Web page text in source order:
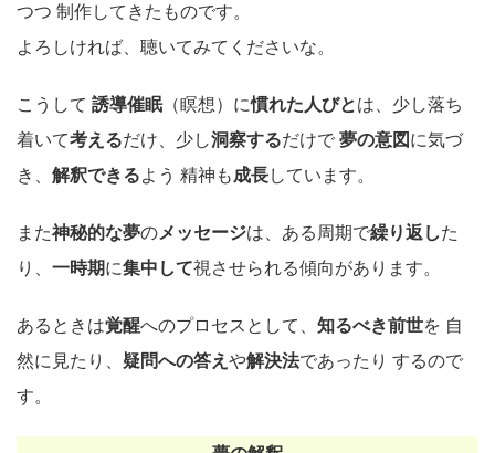
つつ 制作してきたものです。
よろしければ、聴いてみてくださいな。
こうして 誘導催眠（瞑想）に慣れた人びとは、少し落ち
着いて考えるだけ、少し洞察するだけで 夢の意図 に気づ
き、 解釈できるよう 精神も成長しています。
また神秘的な夢のメッセージは、ある周期で繰り返した
り、 一時期に集中して視させられる傾向があります。
あるときは覚醒へのプロセスとして、 知るべき前世を 自
然に見たり、 疑問への答え や解決法であったり するので
す。